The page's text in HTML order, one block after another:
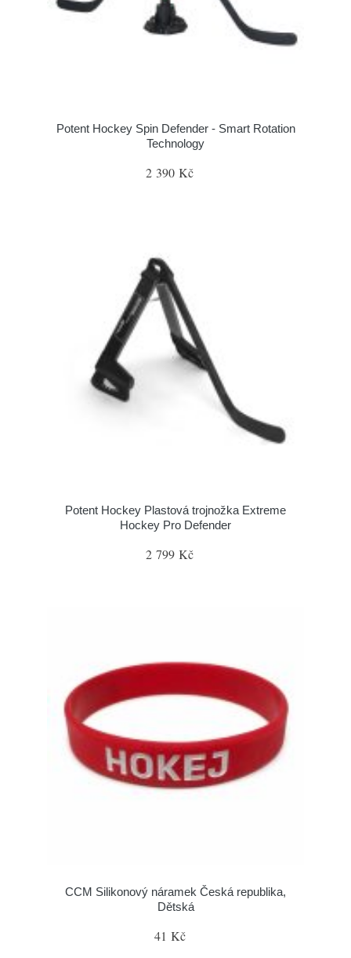
Potent Hockey Spin Defender - Smart Rotation
Technology
2 390 Kč
Potent Hockey Plastová trojnožka Extreme
Hockey Pro Defender
2 799 Kč
CCM Silikonový náramek Česká republika,
Dětská
41 Kč